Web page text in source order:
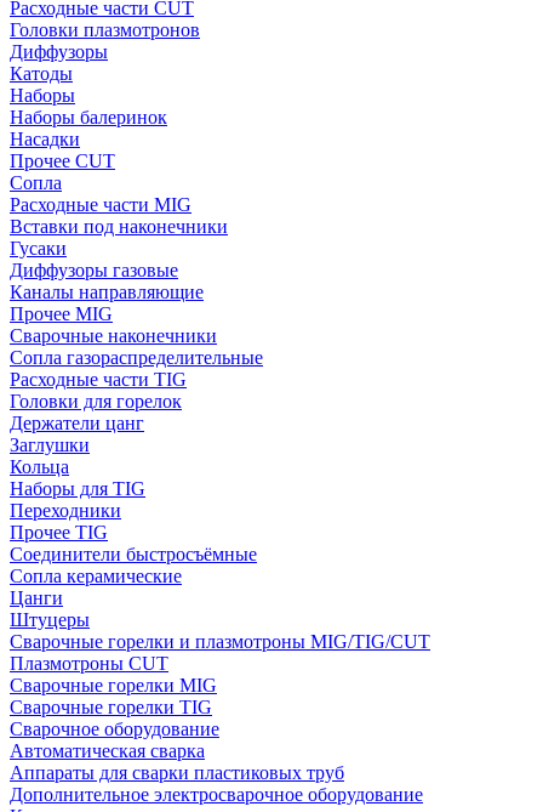
Расходные части CUT
Головки плазмотронов
Диффузоры
Катоды
Наборы
Наборы балеринок
Насадки
Прочее CUT
Сопла
Расходные части MIG
Вставки под наконечники
Гусаки
Диффузоры газовые
Каналы направляющие
Прочее MIG
Сварочные наконечники
Сопла газораспределительные
Расходные части TIG
Головки для горелок
Держатели цанг
Заглушки
Кольца
Наборы для TIG
Переходники
Прочее TIG
Соединители быстросъёмные
Сопла керамические
Цанги
Штуцеры
Сварочные горелки и плазмотроны MIG/TIG/CUT
Плазмотроны CUT
Сварочные горелки MIG
Сварочные горелки TIG
Сварочное оборудование
Автоматическая сварка
Аппараты для сварки пластиковых труб
Дополнительное электросварочное оборудование